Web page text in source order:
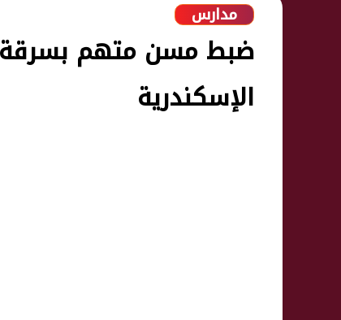
مدارس
ضبط مسن متهم
الإسكندرية